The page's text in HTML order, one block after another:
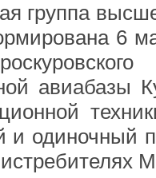
группа
6
авиабазы
и одиночный